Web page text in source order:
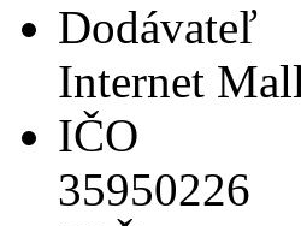
Dodávateľ
Internet
IČO
35950226